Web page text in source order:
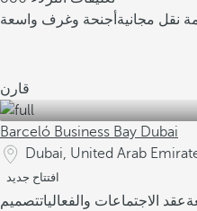
نقل مجانية أجنحة وغرف واسعة
قارن
Barceló Business Bay Dubai
Dubai, United Arab
افتتاح جديد
عقد الاجتماعات والفعالياتتصميم